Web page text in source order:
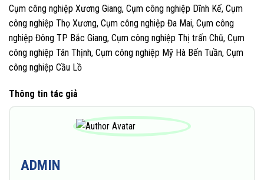
Cụm công nghiệp Xương Giang, Cụm công nghiệp Dĩnh Kế, Cụm
công nghiệp Thọ Xương, Cụm công nghiệp Đa Mai, Cụm công
nghiệp Đông TP Bắc Giang, Cụm công nghiệp Thị trấn Chũ, Cụm
công nghiệp Tân Thịnh, Cụm công nghiệp Mỹ Hà Bến Tuần, Cụm
công nghiệp Cầu Lồ
Thông tin tác giả
ADMIN